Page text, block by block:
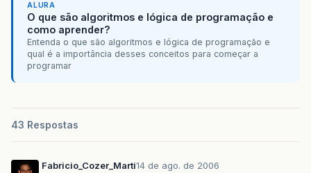
ALURA
O que são algoritmos e lógica de programação e
como aprender?
Entenda o que são algoritmos e lógica de programação e
qual é a importância desses conceitos para começar a
programar
43 Respostas
Fabricio_Cozer_Marti14 de ago. de 2006